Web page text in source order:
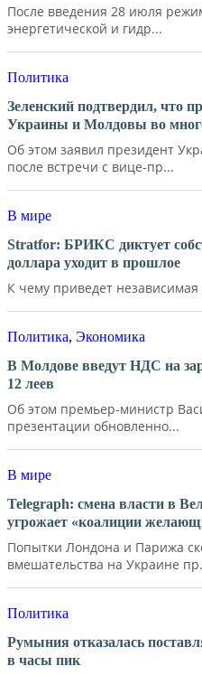
После введения 28 июля
энергетической и гидр...
Политика
Зеленский подтвердил, что
Украины и Молдовы во
Об этом заявил президент
после встречи с вице-пр...
В мире
Stratfor: БРИКС диктует
доллара уходит в прошлое
К чему приведет
Политика, Экономика
В Молдове введут НДС на
12 леев
Об этом премьер-министр
презентации обновленно...
В мире
Telegraph: смена власти в
угрожает «коалиции
Попытки Лондона и Парижа
вмешательства на Украине
Политика
Румыния отказалась
в часы пик